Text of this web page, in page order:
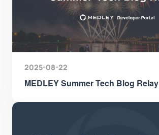
2025-08-22
MEDLEY Summer Tech Blog Relay